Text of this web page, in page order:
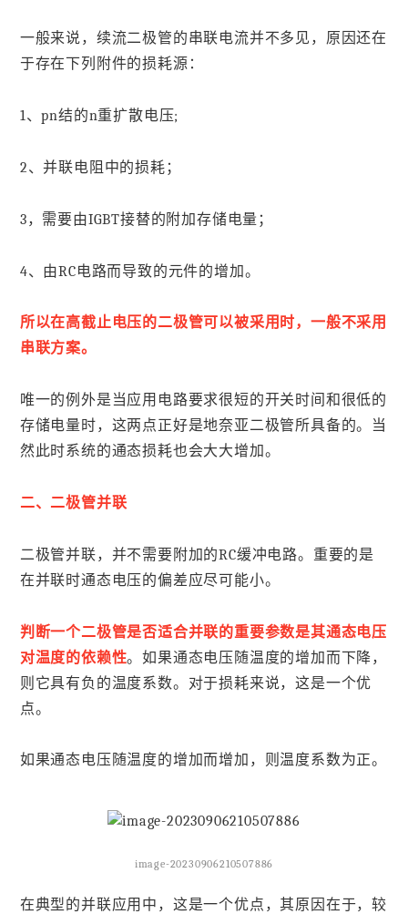
一般来说，续流二极管的串联电流并不多见，原因还在
于存在下列附件的损耗源：
1、pn结的n重扩散电压;
2、并联电阻中的损耗；
3，需要由IGBT接替的附加存储电量；
4、由RC电路而导致的元件的增加。
所以在高截止电压的二极管可以被采用时，一般不采用
串联方案。
唯一的例外是当应用电路要求很短的开关时间和很低的
存储电量时，这两点正好是地奈亚二极管所具备的。当
然此时系统的通态损耗也会大大增加。
二、二极管并联
二极管并联，并不需要附加的RC缓冲电路。重要的是
在并联时通态电压的偏差应尽可能小。
判断一个二极管是否适合并联的重要参数是其通态电压
对温度的依赖性。如果通态电压随温度的增加而下降，
则它具有负的温度系数。对于损耗来说，这是一个优
点。
如果通态电压随温度的增加而增加，则温度系数为正。
image-20230906210507886
在典型的并联应用中，这是一个优点，其原因在于，较